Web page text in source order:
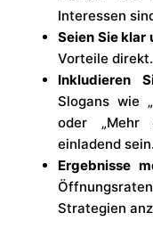
Interessen
Seien Sie klar
Vorteile direkt.
Inkludieren
Slogans wie
oder „Mehr
einladend sein.
Ergebnisse
Strategien